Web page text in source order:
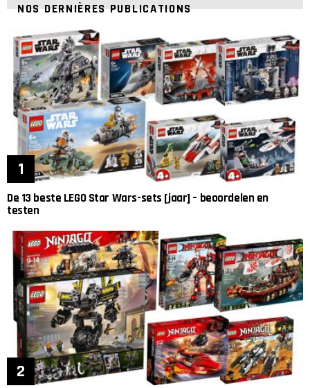
NOS DERNIÈRES PUBLICATIONS
De 13 beste LEGO Star Wars-sets [jaar] – beoordelen en
testen